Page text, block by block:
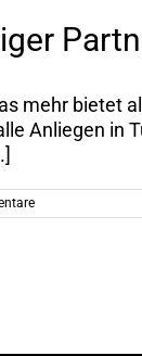
mehr bietet
Anliegen in